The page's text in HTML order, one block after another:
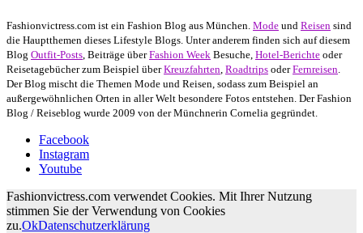
Fashionvictress.com ist ein Fashion Blog aus München. Mode und Reisen sind
die Hauptthemen dieses Lifestyle Blogs. Unter anderem finden sich auf diesem
Blog Outfit-Posts , Beiträge überFashion Week Besuche, Hotel-Berichte oder
Reisetagebücher zum Beispiel überKreuzfahrten Roadtrips oderFernreisen
Der Blog mischt die Themen Mode und Reisen, sodass zum Beispiel an
außergewöhnlichen Orten in aller Welt besondere Fotos entstehen. Der Fashion
Blog / Reiseblog wurde 2009 von der Münchnerin Cornelia gegründet.
Facebook
Instagram
Youtube
Fashionvictress.com verwendet Cookies. Mit Ihrer Nutzung
stimmen Sie der Verwendung von Cookies
zu.OkDatenschutzerklärung